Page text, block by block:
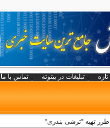
تبلیغات در بیتوته تماس با ما
طرز تهیه "ترشی بندری"